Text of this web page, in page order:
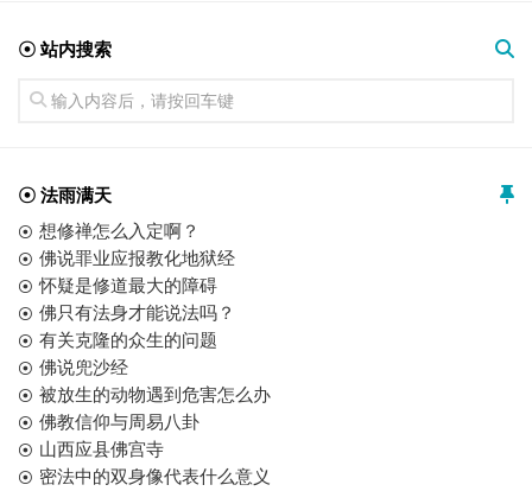
☉ 站内搜索
☉ 法雨满天
想修禅怎么入定啊？
佛说罪业应报教化地狱经
怀疑是修道最大的障碍
佛只有法身才能说法吗？
有关克隆的众生的问题
佛说兜沙经
被放生的动物遇到危害怎么办
佛教信仰与周易八卦
山西应县佛宫寺
密法中的双身像代表什么意义